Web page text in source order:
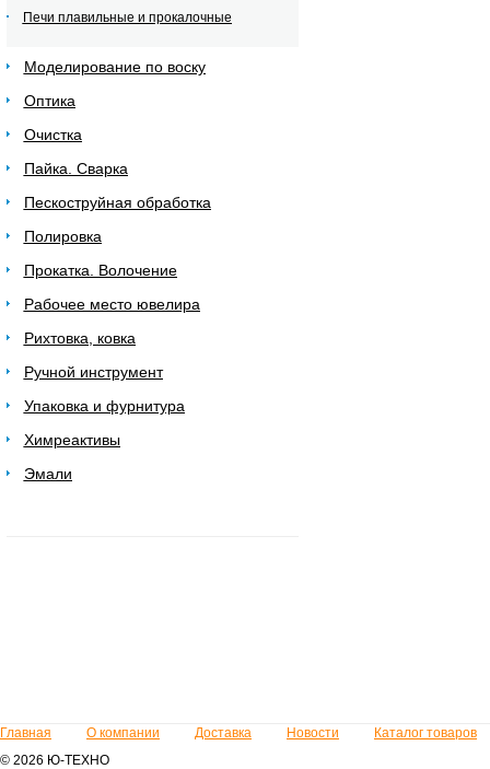
Печи плавильные и прокалочные
Моделирование по воску
Оптика
Очистка
Пайка. Сварка
Пескоструйная обработка
Полировка
Прокатка. Волочение
Рабочее место ювелира
Рихтовка, ковка
Ручной инструмент
Упаковка и фурнитура
Химреактивы
Эмали
Главная О компании Доставка Новости
Каталог товаров
© 2026 Ю-ТЕХНО